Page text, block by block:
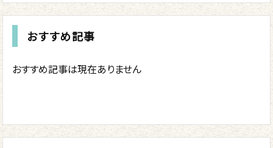
おすすめ記事
おすすめ記事は現在ありません